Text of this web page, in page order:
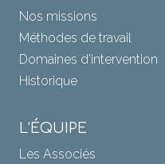
Nos missions
Méthodes de travail
Domaines d’intervention
Historique
L’ÉQUIPE
Les Associés